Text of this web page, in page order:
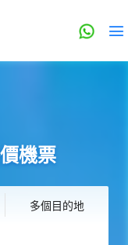
機票
多個目的地